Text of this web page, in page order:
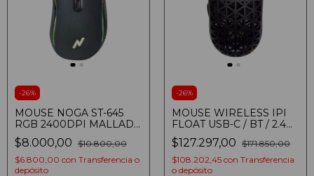
-26%
MOUSE NOGA ST-645
RGB 2400DPI MALLADO
7 BOTONES
$8.000,00 $10.800,00
$6.800,00 con Transferencia o
depósito
-26%
MOUSE WIRELESS IPI
FLOAT USB-C / BT / 2.4
GHZ NEGRO
$127.297,00 $171.850,00
$108.202,45 con Transferencia
o depósito